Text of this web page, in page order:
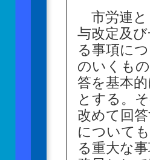
市労連と
与改定及
る事項に
のいくも
答を基本
とする。
改めて回
について
る重大な